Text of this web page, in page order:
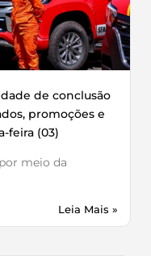
de conclusão
promoções e
feira (03)
meio da
Leia Mais »